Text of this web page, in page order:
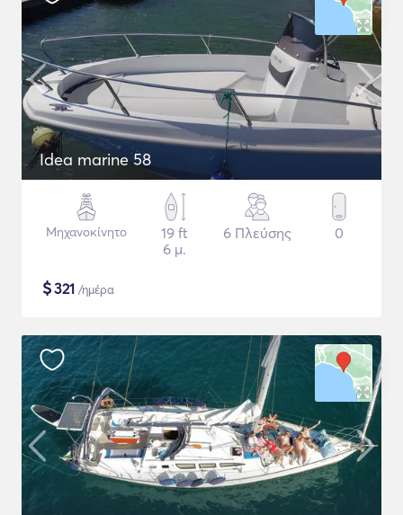
Idea marine 58
Μηχανοκίνητο
19 ft
6 μ.
6 Πλεύσης 0
$321 /ημέρα